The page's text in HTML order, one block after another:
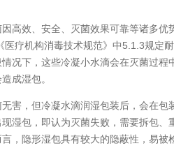
效、安全、灭菌效果可靠等诸多优
医疗机构消毒技术规范》中5.1.3规定
况下，这些冷凝小水滴会在灭菌过
成湿包。
，但冷凝水滴润湿包装后，会在包
湿包，即认为灭菌失败，需要拆包
，隐形湿包具有较大的隐蔽性，易